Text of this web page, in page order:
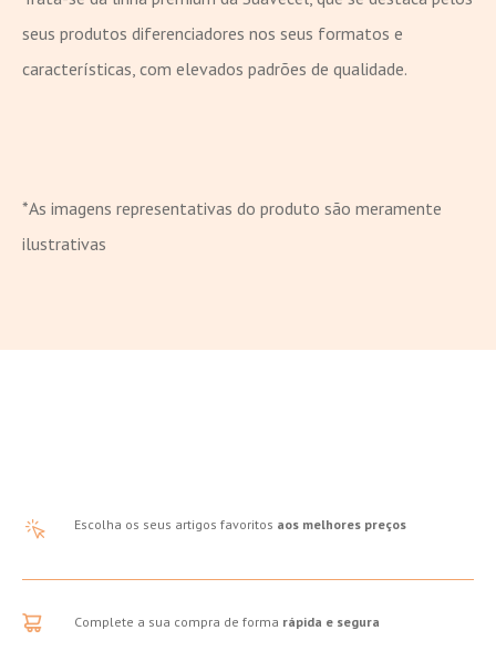
seus produtos diferenciadores nos seus formatos e
características, com elevados padrões de qualidade.
*As imagens representativas do produto são meramente
ilustrativas
Escolha os seus artigos favoritos aos melhores preços
Complete a sua compra de forma rápida e segura